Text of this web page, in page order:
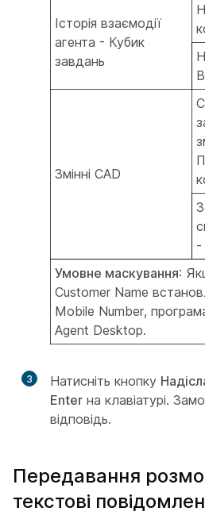
Історія взаємодії
агента - Кубик
завдань
Змінні CAD
-
Умовне маскування:
Customer Name
Mobile Number,
Agent Desktop.
3 Натисніть кнопку
Enter на клавіатурі.
відповідь.
Передавання
текстові